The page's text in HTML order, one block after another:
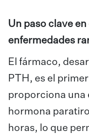
Un paso clave
enfermedades
El fármaco,
PTH, es el
proporciona una
hormona
horas, lo que